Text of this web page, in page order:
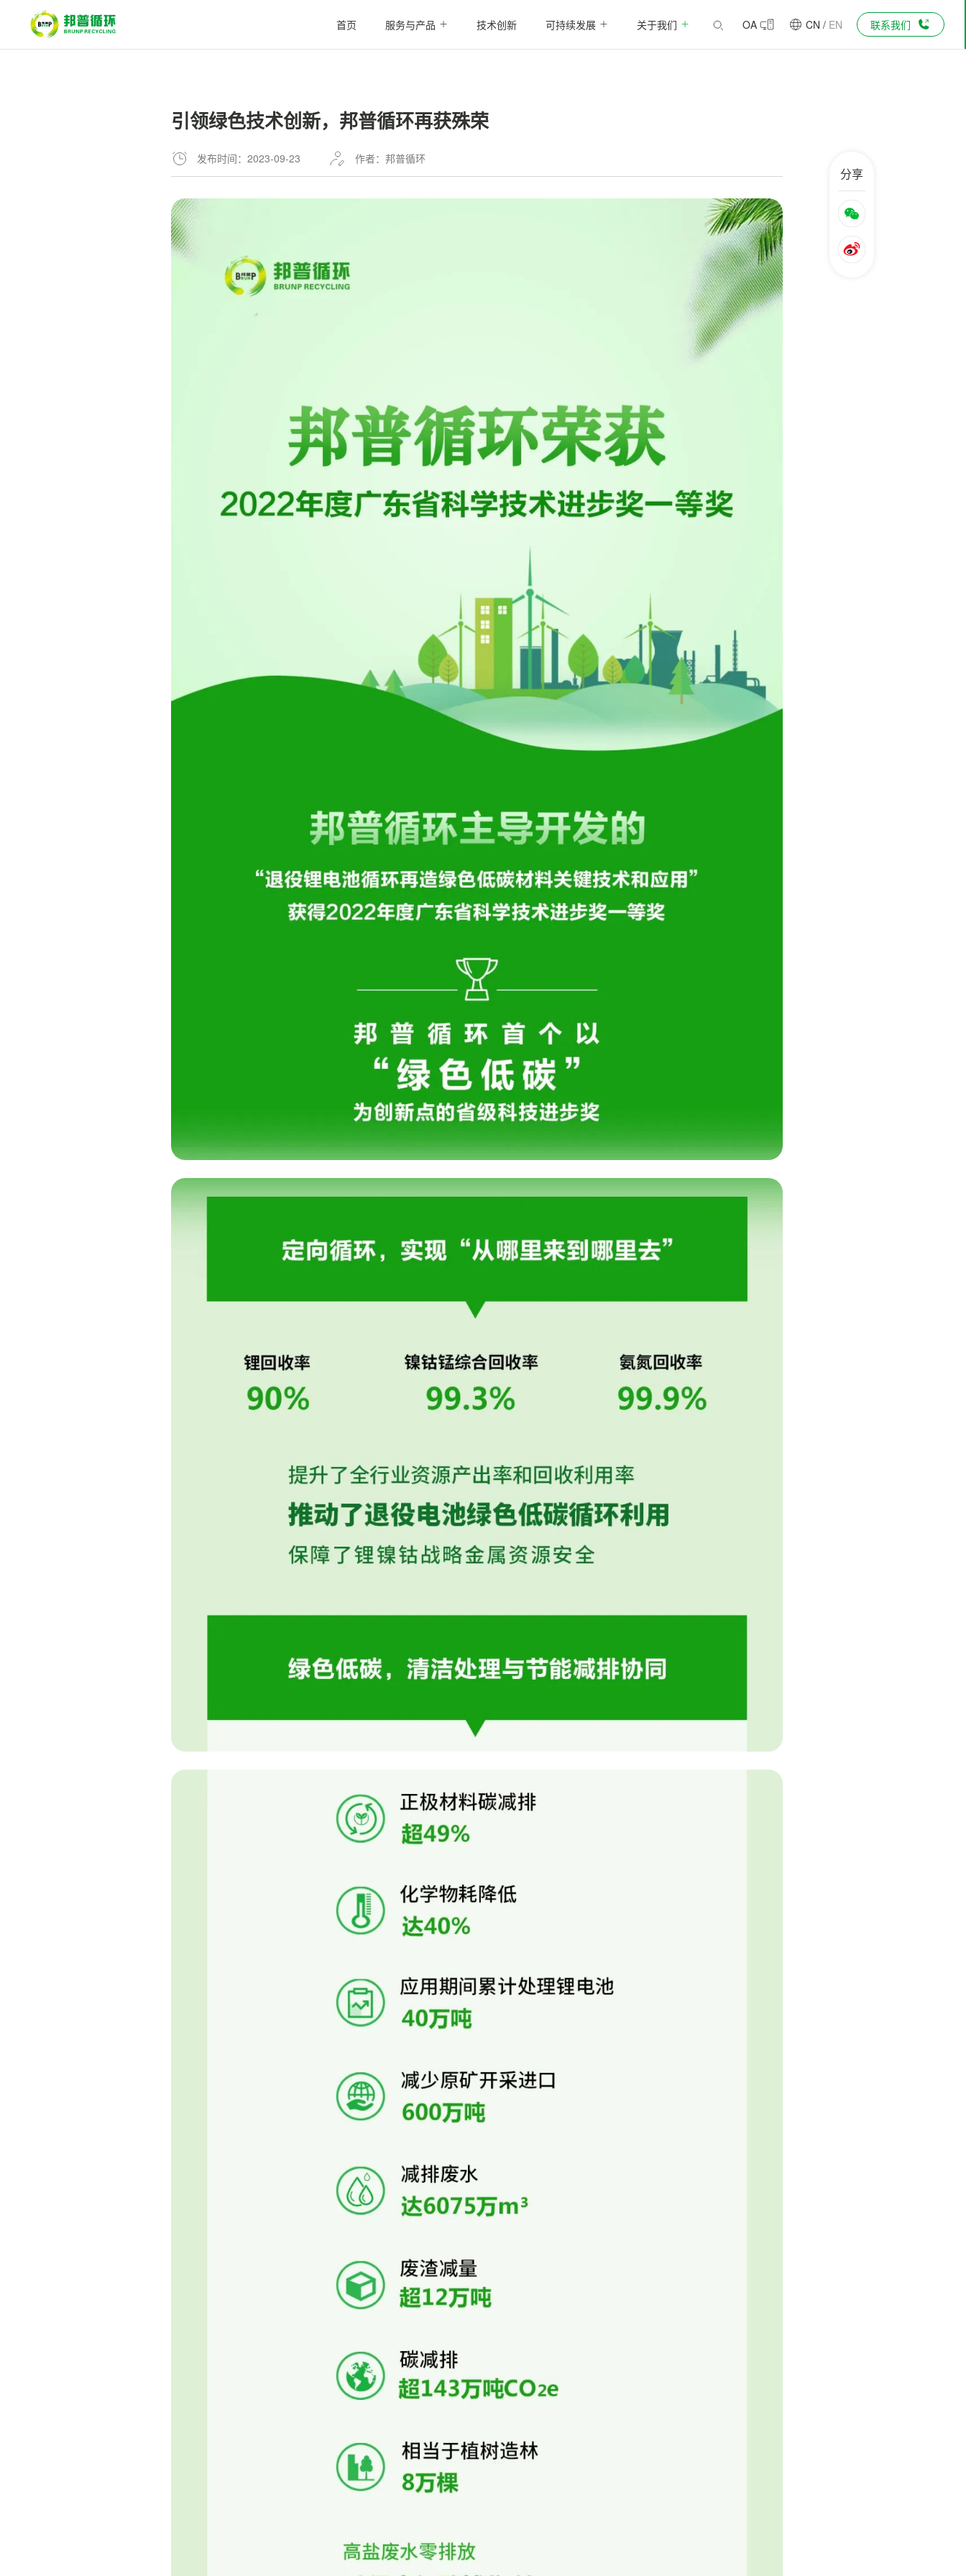
首页 服务与产品 技术创新 可持续发展 关于我们 OA CN / EN 联系我们
引领绿色技术创新，邦普循环再获殊荣
发布时间：2023-09-23 作者：邦普循环
分享